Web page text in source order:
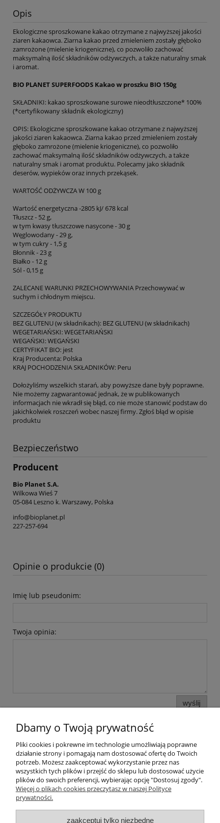
Opis
Ekologiczne sproszkowane kakao otrzymane z najwyższej jakości
ziaren kakaowca. Ziarna kakao przed zmieleniem zostały głęboko
zamrożone (mielenie kriogeniczne), co pozwoliło zachować
maksymalną ilość składników odżywczych, a także naturalny smak
i aromat.
BIO PLANET SUPERFOODS Kakao w proszku BIO 150g
SKŁADNIKI: kakao sproszkowane surowe nieodtłuszczone* 100%
(*certyfikowany składnik ekologiczny)
OPIS: Ekologiczne sproszkowane kakao otrzymane z najwyższej
jakości ziaren kakaowca. Ziarna kakao przed zmieleniem zostały
głęboko zamrożone (mielenie kriogeniczne), co pozwoliło
zachować maksymalną ilość składników odżywczych, a także
naturalny smak i aromat produktu. Polecamy jako składnik
deserów, wypieków oraz innych przekąsek.
WARTOŚĆ ODŻYWCZA W 100 g
Wartość energetyczna -2805 kJ/ 678 kcal
Tłuszcz - 52 g,
w tym kwasy tłuszczowe nasycone - 30 g
Węglowodany - 29 g,
w tym cukry - 1,5 g
Błonnik - 23 g
Białko - 12 g
Sól - 0,15 g
ZALECANE WARUNKI PRZECHOWYWANIA Przechowywać w
suchym i chłodnym miejscu.
SZCZEGÓŁY PRODUKTU
BEZ GLUTENU (w składnikach): BEZ GLUTENU (w składnikach)
WEGETARIAŃSKI: WEGETARIAŃSKI
WEGAŃSKI: WEGAŃSKI
CERTYFIKAT BIO: jest
Kraj Producenta: Polska
KRAJ POCHODZENIA SKŁADNIKÓW: Peru
Dołożyliśmy wszelkich starań, aby powyższe dane były poprawne.
Nie możemy zagwarantować jednak, że w publikowanych
informacjach nie wkradł się błąd, co nie może stanowić podstaw do
jakichkolwiek roszczeń wobec naszej firmy. Zgłoś błąd w opisie
produktu
Bezpieczeństwo
Producent
Bio Planet S.A.
Wilkowa Wieś 7
05-084 Leszno k. Warszawy, Polska
info@bioplanet.pl
227-257-694
Opinie o produkcie (0)
Imię lub pseudonim:
Twoja opinia:
wyślij
Pomoc
Moje konto
Dbamy o Twoją prywatność
Pliki cookies i pokrewne im technologie umożliwiają poprawne
działanie strony i pomagają nam dostosować ofertę do Twoich
potrzeb. Możesz zaakceptować wykorzystanie przez nas
wszystkich tych plików i przejść do sklepu lub dostosować użycie
plików do swoich preferencji, wybierając opcję "Dostosuj zgody".
Więcej o plikach cookies przeczytasz w naszej Polityce
prywatności.
zaakceptuj tylko niezbędne